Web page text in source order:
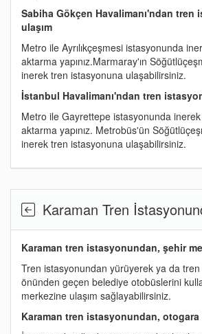
Sabiha Gökçen Havalimanı'ndan tren
ulaşım
Metro ile Ayrılıkçeşmesi istasyonunda
aktarma yapınız.Marmaray'ın
inerek tren istasyonuna ulaşabilirsiniz.
İstanbul Havalimanı'ndan tren
Metro ile Gayrettepe istasyonunda
aktarma yapınız. Metrobüs'ün
inerek tren istasyonuna ulaşabilirsiniz.
Karaman Tren
Karaman tren istasyonundan, şehir
Tren istasyonundan yürüyerek ya da
önünden geçen belediye otobüslerini
merkezine ulaşım sağlayabilirsiniz.
Karaman tren istasyonundan, otogara